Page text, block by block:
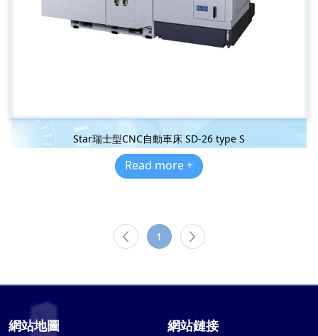
Star瑞士型CNC自動車床 SD-26 type S
Read more +
1
網站地圖 網站鏈接